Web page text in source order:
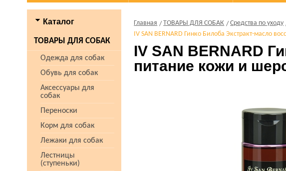
Каталог
ТОВАРЫ ДЛЯ СОБАК
Одежда для собак
Обувь для собак
Аксессуары для
собак
Переноски
Корм для собак
Лежаки для собак
Лестницы
(ступеньки)
Главная ТОВАРЫ ДЛЯ СОБАК Средства по уходу
IV SAN BERNARD Гинко Билоба Экстракт-масло
IV SAN BERNARD
питание кожи и